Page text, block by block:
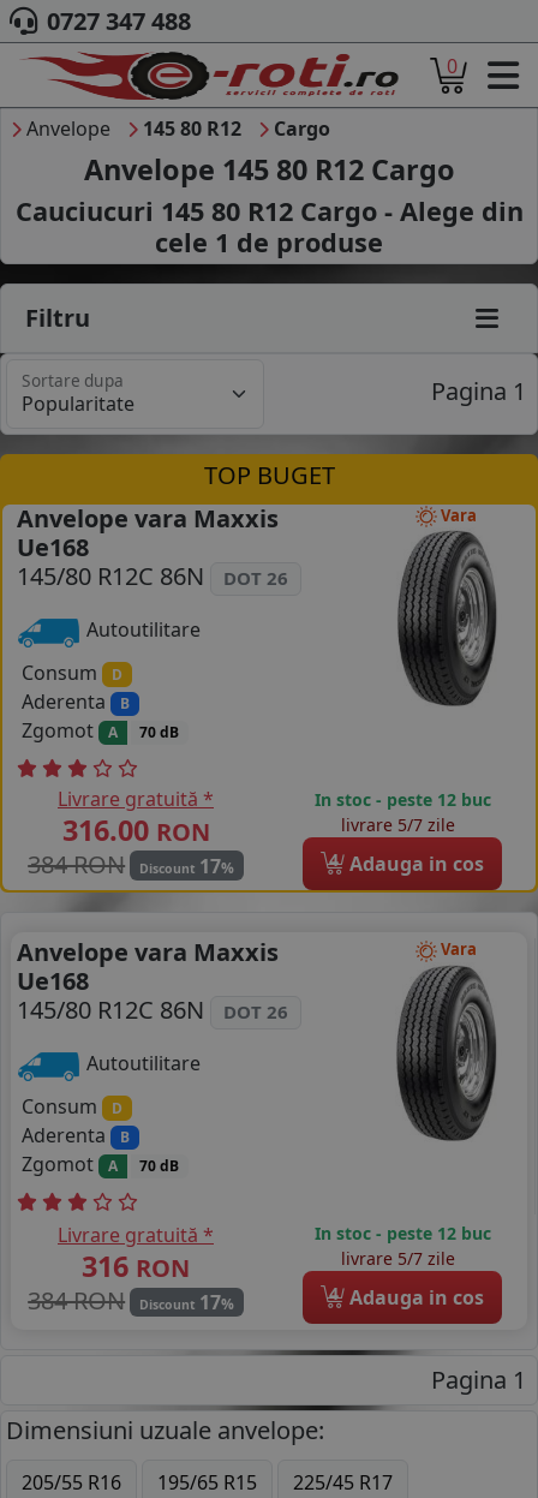
ACASA
DESPRE NOI
ANVELOPE
AUTO
CAMION
MOTO
AGROINDUSTRIALE
MARCA AUTO
B2B - COLABORARE COMPANII
CONTACT
COS (0 PRODUSE
0727 347 488
0
Anvelope 145 80 R12 Cargo
Anvelope 145 80 R12 Cargo
Cauciucuri 145 80 R12 Cargo - Alege din
cele 1 de produse
Filtru
Sortare dupa Pagina 1
TOP BUGET
Vara
Anvelope vara Maxxis
Ue168
145/80 R12C 86N
DOT 26
Autoutilitare
Consum
D
Aderenta B
Zgomot A 70 dB
Livrare gratuită *
316.00 RON
384 RON
Discount 17%
In stoc - peste 12 buc
livrare 5/7 zile
4 Adauga in cos
Vara
Anvelope vara Maxxis
Ue168
145/80 R12C 86N
DOT 26
Autoutilitare
Consum
D
Aderenta B
Zgomot A 70 dB
Livrare gratuită *
316 RON
384 RON
Discount 17%
In stoc - peste 12 buc
livrare 5/7 zile
4 Adauga in cos
Pagina 1
Dimensiuni uzuale anvelope:
205/55 R16 195/65 R15
225/45 R17